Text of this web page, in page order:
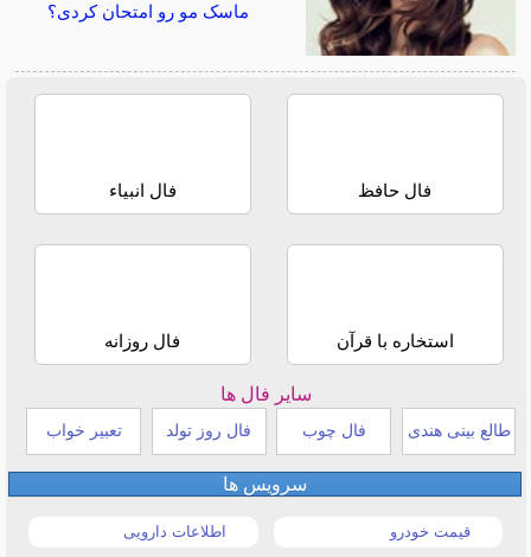
ماسک مو رو امتحان کردی؟
فال حافظ فال انبیاء
استخاره با قرآن فال روزانه
سایر فال ها
طالع بینی هندی فال چوب فال روز تولد تعبیر خواب
سرویس ها
قیمت خودرو اطلاعات دارویی